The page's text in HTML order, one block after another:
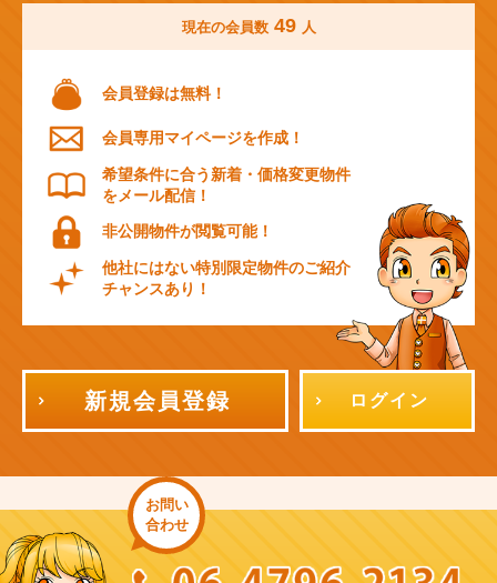
現在の会員数 49 人
会員登録は無料！
会員専用マイページを作成！
希望条件に合う新着・価格変更物件
をメール配信！
非公開物件が閲覧可能！
他社にはない特別限定物件のご紹介
チャンスあり！
新規会員登録 ログイン
お問い
合わせ